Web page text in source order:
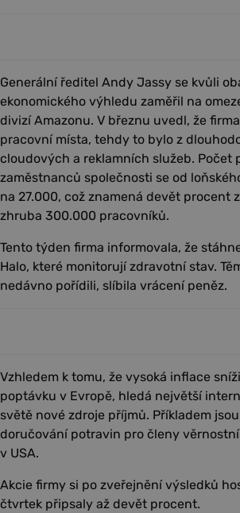
Generální ředitel Andy Jassy se kvůli
ekonomického výhledu zaměřil na
divizí Amazonu. V březnu uvedl, že
pracovní místa, tehdy to bylo z
cloudových a reklamních služeb. Počet
zaměstnanců společnosti se od
na 27.000, což znamená devět procent
zhruba 300.000 pracovníků.
Tento týden firma informovala, že
Halo, které monitorují zdravotní stav.
nedávno pořídili, slíbila vrácení peněz.
Vzhledem k tomu, že vysoká inflace
poptávku v Evropě, hledá největší
světě nové zdroje příjmů. Příkladem
doručování potravin pro členy
v USA.
Akcie firmy si po zveřejnění výsledků
čtvrtek připsaly až devět procent.